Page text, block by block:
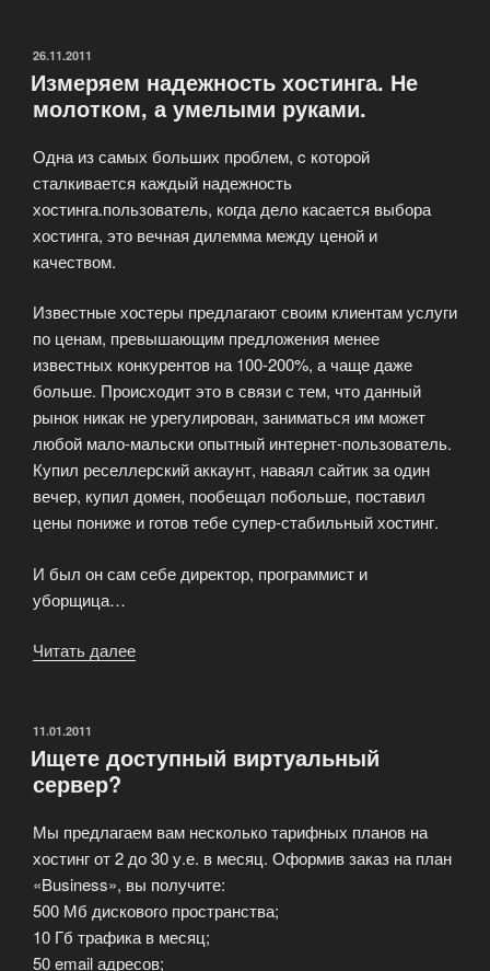
ОПУБЛИКОВАНО
26.11.2011
Измеряем надежность хостинга. Не
молотком, а умелыми руками.
Одна из самых больших проблем, c которой
сталкивается каждый надежность
хостинга.пользователь, когда дело касается выбора
хостинга, это вечная дилемма между ценой и
качеством.
Известные хостеры предлагают своим клиентам услуги
по ценам, превышающим предложения менее
известных конкурентов на 100-200%, а чаще даже
больше. Происходит это в связи с тем, что данный
рынок никак не урегулирован, заниматься им может
любой мало-мальски опытный интернет-пользователь.
Купил реселлерский аккаунт, наваял сайтик за один
вечер, купил домен, пообещал побольше, поставил
цены пониже и готов тебе супер-стабильный хостинг.
И был он сам себе директор, программист и
уборщица…
Читать далее
молотком,
руками.»
ОПУБЛИКОВАНО
11.01.2011
Ищете доступный виртуальный
сервер?
Мы предлагаем вам несколько тарифных планов на
хостинг от 2 до 30 у.е. в месяц. Оформив заказ на план
«Business», вы получите:
500 Мб дискового пространства;
10 Гб трафика в месяц;
50 email адресов;